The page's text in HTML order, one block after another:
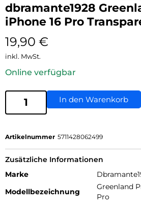
dbramante1928
iPhone 16 Pro
19,90 €
inkl. MwSt.
Online verfügbar
In den Warenkorb
Artikelnummer 5711428062499
Zusätzliche Informationen
Marke
Modellbezeichnung
Greenland
Pro